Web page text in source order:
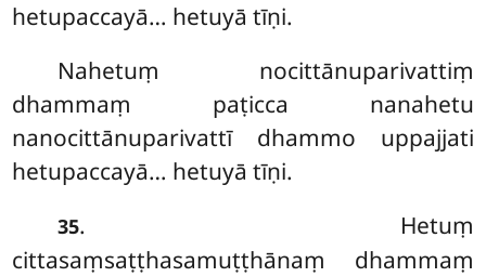
hetupaccayā… hetuyā tīṇi.
Nahetuṃ nocittānuparivattiṃ
dhammaṃ paṭicca nanahetu
nanocittānuparivattī dhammo uppajjati
hetupaccayā… hetuyā tīṇi.
35. Hetuṃ
cittasaṃsaṭṭhasamuṭṭhānaṃ dhammaṃ